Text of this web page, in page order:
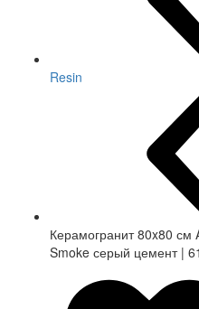
Resin
Керамогранит 80x80 см
Smoke серый цемент |